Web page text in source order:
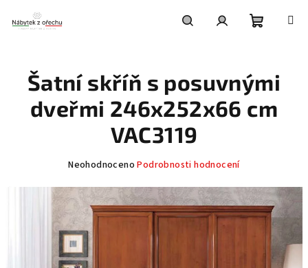
obsah
košík
Šatní skříň s posuvnými
dveřmi 246x252x66 cm
VAC3119
Průměrné
produktu
0,0
z
5
hvězdiček.
Neohodnoceno Podrobnosti hodnocení